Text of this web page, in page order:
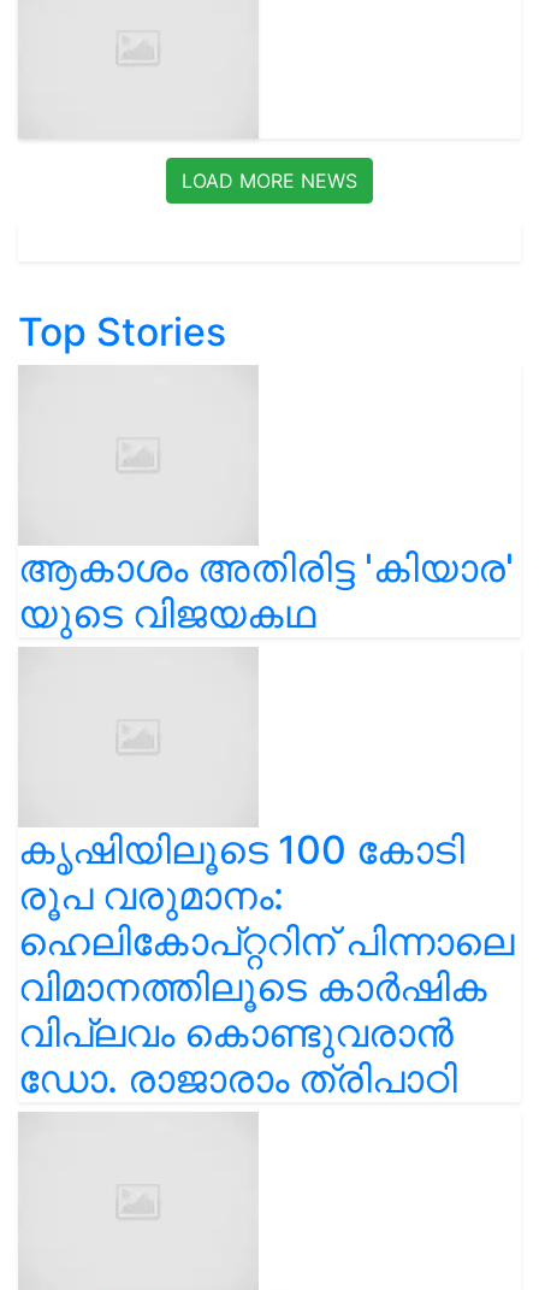
LOAD MORE NEWS
Top Stories
ആകാശം അതിരിട്ട 'കിയാര'
യുടെ വിജയകഥ
കൃഷിയിലൂടെ 100 കോടി
രൂപ വരുമാനം:
ഹെലികോപ്റ്ററിന് പിന്നാലെ
വിമാനത്തിലൂടെ കാർഷിക
വിപ്ലവം കൊണ്ടുവരാൻ
ഡോ. രാജാരാം ത്രിപാഠി